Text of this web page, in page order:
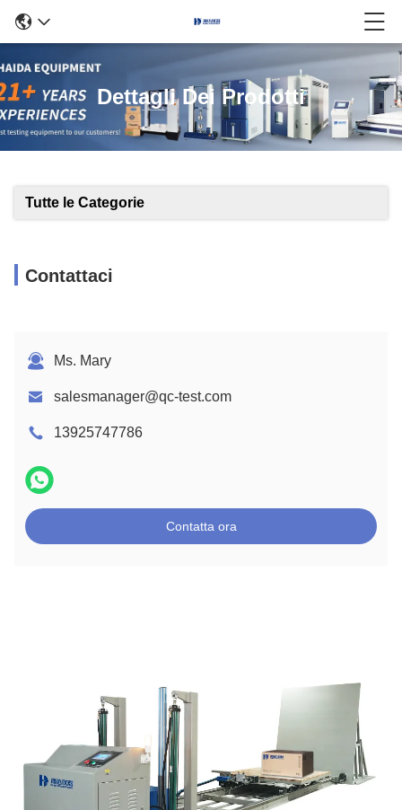
Dettagli Dei Prodotti
Tutte le Categorie
Contattaci
Ms. Mary
salesmanager@qc-test.com
13925747786
Contatta ora